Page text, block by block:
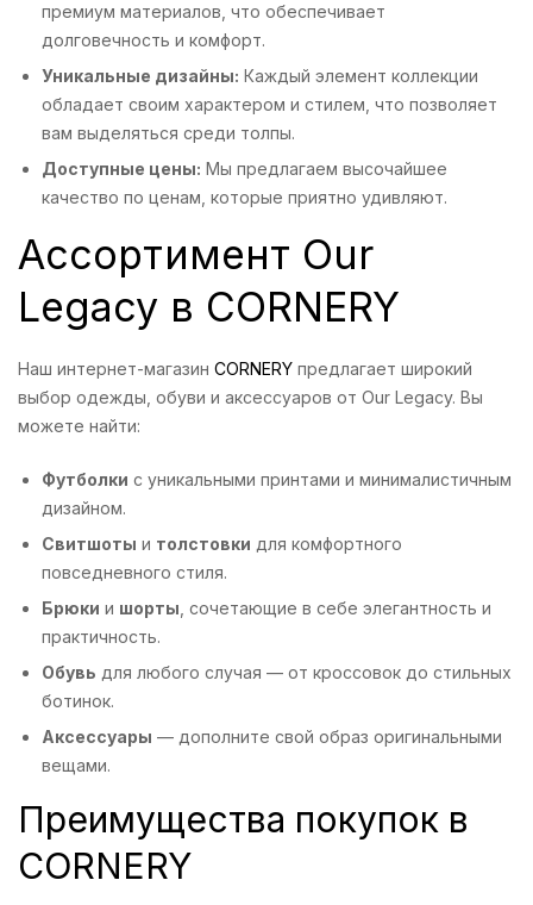
премиум материалов, что обеспечивает
долговечность и комфорт.
Уникальные дизайны: Каждый элемент коллекции
обладает своим характером и стилем, что позволяет
вам выделяться среди толпы.
Доступные цены: Мы предлагаем высочайшее
качество по ценам, которые приятно удивляют.
Ассортимент Our
Legacy в CORNERY
Наш интернет-магазин CORNERY предлагает широкий
выбор одежды, обуви и аксессуаров от Our Legacy. Вы
можете найти:
Футболки с уникальными принтами и минималистичным
дизайном.
Свитшоты и толстовки для комфортного
повседневного стиля.
Брюки и шорты , сочетающие в себе элегантность и
практичность.
Обувь для любого случая — от кроссовок до стильных
ботинок.
Аксессуары — дополните свой образ оригинальными
вещами.
Преимущества покупок в
CORNERY